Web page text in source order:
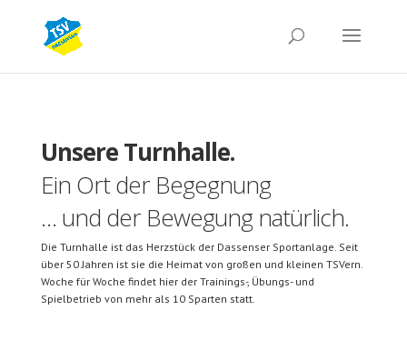
Unsere Turnhalle.
Ein Ort der Begegnung
… und der Bewegung natürlich.
Die Turnhalle ist das Herzstück der Dassenser Sportanlage. Seit
über 50 Jahren ist sie die Heimat von großen und kleinen TSVern.
Woche für Woche findet hier der Trainings-, Übungs- und
Spielbetrieb von mehr als 10 Sparten statt.